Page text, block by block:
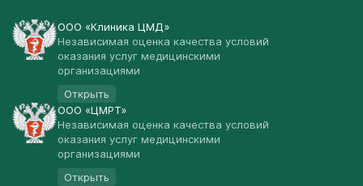
ООО «Клиника ЦМД»
Независимая оценка качества условий
оказания услуг медицинскими
организациями
Открыть
ООО «ЦМРТ»
Независимая оценка качества условий
оказания услуг медицинскими
организациями
Открыть